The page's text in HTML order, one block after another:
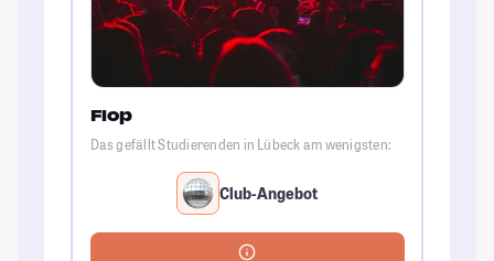
Flop
Das gefällt Studierenden in Lübeck am wenigsten:
Club-Angebot